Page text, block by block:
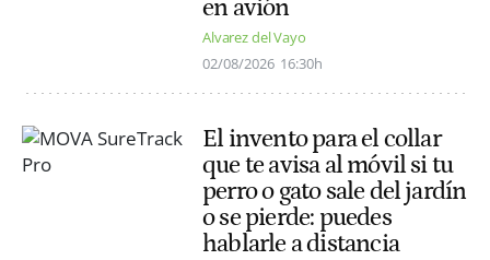
en avión
Alvarez del Vayo
02/08/2026 16:30h
El invento para el collar
que te avisa al móvil si tu
perro o gato sale del jardín
o se pierde: puedes
hablarle a distancia